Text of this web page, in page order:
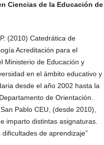
Ciencias de la Educación de
(2010) Catedrática de
Acreditación para el
Ministerio de Educación y
en el ámbito educativo y
desde el año 2002 hasta la
de Orientación.
Pablo CEU, (desde 2010),
imparto distintas asignaturas.
de aprendizaje”